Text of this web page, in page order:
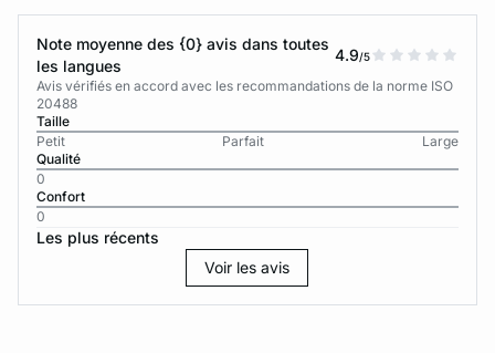
Note moyenne des {0} avis dans toutes
les langues
4.9/5
Avis vérifiés en accord avec les recommandations de la norme ISO
20488
Taille
Petit
Parfait
Large
Qualité
0
Confort
0
Les plus récents
Voir les avis